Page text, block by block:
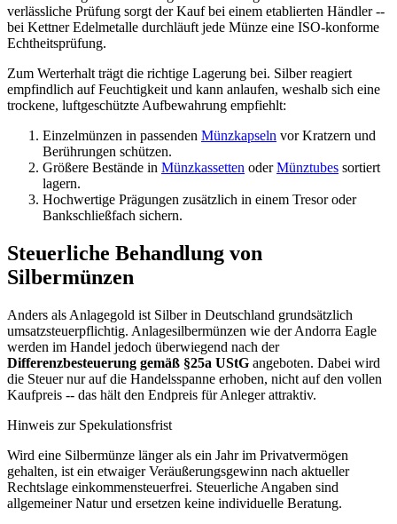
verlässliche Prüfung sorgt der Kauf bei einem etablierten Händler --
bei Kettner Edelmetalle durchläuft jede Münze eine ISO-konforme
Echtheitsprüfung.
Zum Werterhalt trägt die richtige Lagerung bei. Silber reagiert
empfindlich auf Feuchtigkeit und kann anlaufen, weshalb sich eine
trockene, luftgeschützte Aufbewahrung empfiehlt:
Einzelmünzen in passenden Münzkapseln vor Kratzern und
Berührungen schützen.
Größere Bestände in Münzkassetten oderMünztubes sortiert
lagern.
Hochwertige Prägungen zusätzlich in einem Tresor oder
Bankschließfach sichern.
Steuerliche Behandlung von
Silbermünzen
Anders als Anlagegold ist Silber in Deutschland grundsätzlich
umsatzsteuerpflichtig. Anlagesilbermünzen wie der Andorra Eagle
werden im Handel jedoch überwiegend nach der
Differenzbesteuerung gemäß §25a UStG angeboten. Dabei wird
die Steuer nur auf die Handelsspanne erhoben, nicht auf den vollen
Kaufpreis -- das hält den Endpreis für Anleger attraktiv.
Hinweis zur Spekulationsfrist
Wird eine Silbermünze länger als ein Jahr im Privatvermögen
gehalten, ist ein etwaiger Veräußerungsgewinn nach aktueller
Rechtslage einkommensteuerfrei. Steuerliche Angaben sind
allgemeiner Natur und ersetzen keine individuelle Beratung.